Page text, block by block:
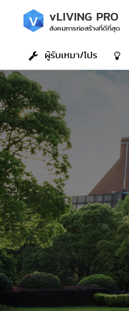
vLIVING PRO
สังคมการก่อสร้างที่ดีที่สุด
ผู้รับเหมา/โปร